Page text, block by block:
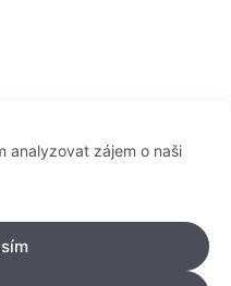
analyzovat zájem o naši
provozuje: